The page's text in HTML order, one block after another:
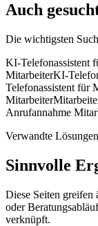
Auch
Die wichtigsten
KI-Telefonassistent
MitarbeiterKI-
Telefonassistent für
Mitarbeiter
Anrufannahme
Verwandte Lösungen
Sinnvolle
Diese Seiten greifen
oder
verknüpft.